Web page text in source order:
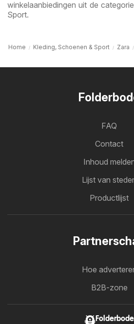
winkelaanbiedingen uit de
Sport.
Home Kleding, Schoenen & Sport Zara
FAQ
Contact
Inhoud
Lijst van
Productlijst
Hoe
B2B-zone
Folderbode